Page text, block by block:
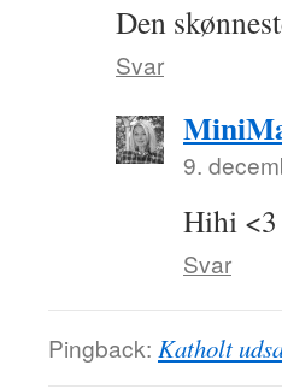
Den
Svar
9.
Hihi <3
Svar
Pingback: Katholt